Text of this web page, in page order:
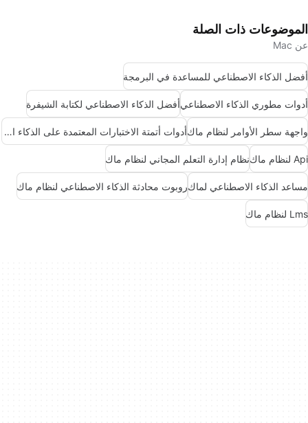
الموضوعات ذات الصلة
عن Mac
أفضل الذكاء الاصطناعي للمساعدة في البرمجة
أدوات مطوري الذكاء الاصطناعيأفضل الذكاء الاصطناعي لكتابة الشيفرة
واجهة سطر الأوامر لنظام ماك أدوات أتمتة الاختبارات المعتمدة على الذكاء الاصطناعي
Api لنظام ماك نظام إدارة التعلم المجاني لنظام ماك
مساعد الذكاء الاصطناعي لماكروبوت محادثة الذكاء الاصطناعي لنظام ماك
Lms لنظام ماك